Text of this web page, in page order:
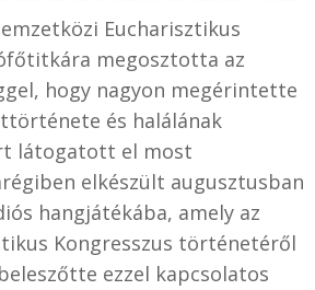
Eucharisztikus
megosztotta az
hogy nagyon megérintette
és halálának
látogatott el most
elkészült augusztusban
hangjátékába, amely az
Kongresszus történetéről
ezzel kapcsolatos